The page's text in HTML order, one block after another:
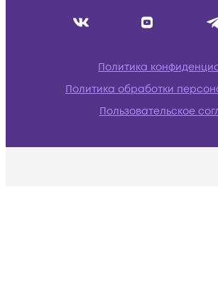
Политика
Политика обработки
Пользовательское